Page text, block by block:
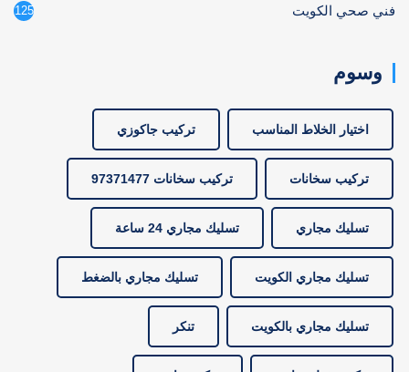
فني صحي الكويت 125
وسوم
اختيار الخلاط المناسب تركيب جاكوزي
تركيب سخانات تركيب سخانات 97371477
تسليك مجاري تسليك مجاري 24 ساعة
تسليك مجاري الكويت تسليك مجاري بالضغط
تسليك مجاري بالكويت تنكر